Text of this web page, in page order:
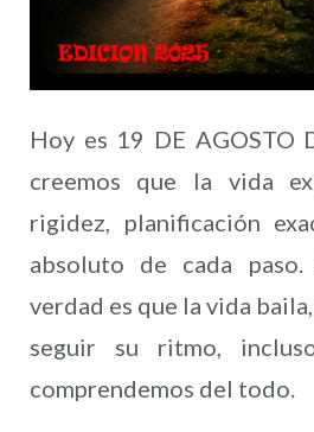
Hoy es 19 DE AGOSTO
creemos que la vida
rigidez, planificación
absoluto de cada
verdad es que la vida
seguir su ritmo,
comprendemos del todo.